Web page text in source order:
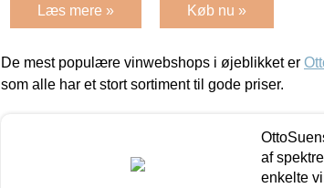
Læs mere » Køb nu »
De mest populære vinwebshops i øjeblikket er
som alle har et stort sortiment til gode priser.
af
enkelte